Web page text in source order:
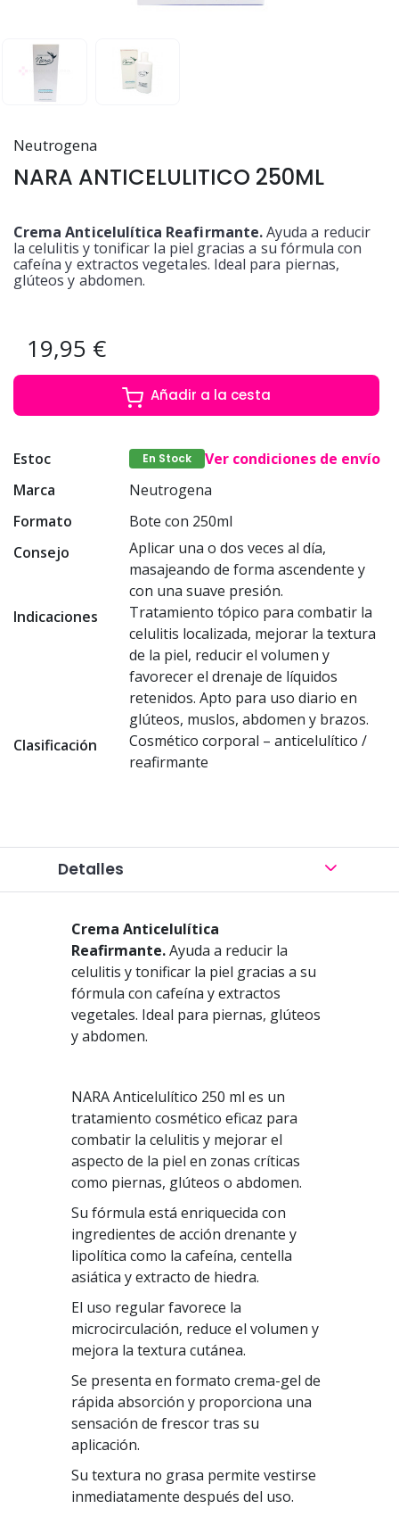
Neutrogena
NARA ANTICELULITICO 250ML
Crema Anticelulítica Reafirmante.Ayuda a reducir
la celulitis y tonificar la piel gracias a su fórmula con
cafeína y extractos vegetales. Ideal para piernas,
glúteos y abdomen.
19,95 €
Añadir a la cesta
Estoc En Stock
Ver condiciones de envío
Marca
Neutrogena
Formato
Bote con 250ml
Consejo
Aplicar una o dos veces al día,
masajeando de forma ascendente y
con una suave presión.
Indicaciones
Tratamiento tópico para combatir la
celulitis localizada, mejorar la textura
de la piel, reducir el volumen y
favorecer el drenaje de líquidos
retenidos. Apto para uso diario en
glúteos, muslos, abdomen y brazos.
Clasificación
Cosmético corporal – anticelulítico /
reafirmante
Detalles
Crema Anticelulítica
Reafirmante.Ayuda a reducir la
celulitis y tonificar la piel gracias a su
fórmula con cafeína y extractos
vegetales. Ideal para piernas, glúteos
y abdomen.
NARA Anticelulítico 250 ml es un
tratamiento cosmético eficaz para
combatir la celulitis y mejorar el
aspecto de la piel en zonas críticas
como piernas, glúteos o abdomen.
Su fórmula está enriquecida con
ingredientes de acción drenante y
lipolítica como la cafeína, centella
asiática y extracto de hiedra.
El uso regular favorece la
microcirculación, reduce el volumen y
mejora la textura cutánea.
Se presenta en formato crema-gel de
rápida absorción y proporciona una
sensación de frescor tras su
aplicación.
Su textura no grasa permite vestirse
inmediatamente después del uso.